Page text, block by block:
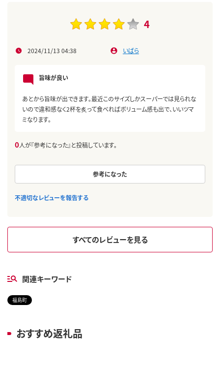
4
2024/11/13 04:38 いばら
旨味が良い
あとから旨味が出できます。最近このサイズしかスーパーでは見られな
いので違和感なく2杯を炙って食べればボリューム感も出で、いいツマ
ミなります。
0人が『参考になった』と投稿しています。
参考になった
不適切なレビューを報告する
すべてのレビューを見る
関連キーワード
福島町
おすすめ返礼品